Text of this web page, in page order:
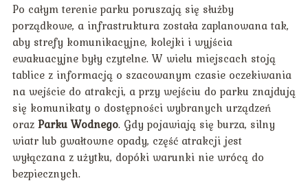
Po całym terenie parku poruszają się służby
porządkowe, a infrastruktura została zaplanowana tak,
aby strefy komunikacyjne, kolejki i wyjścia
ewakuacyjne były czytelne. W wielu miejscach stoją
tablice z informacją o szacowanym czasie oczekiwania
na wejście do atrakcji, a przy wejściu do parku znajdują
się komunikaty o dostępności wybranych urządzeń
oraz Parku Wodnego. Gdy pojawiają się burza, silny
wiatr lub gwałtowne opady, część atrakcji jest
wyłączana z użytku, dopóki warunki nie wrócą do
bezpiecznych.